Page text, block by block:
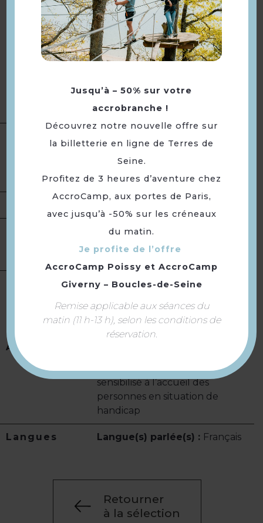
pour découvrir ce travail
photographique mêlant
Sciences naturelles et Humain.
Communauté Urbaine Grand
Paris Seine et Oise.
Catégorie(s) :
Vernissage / Inauguration
Portée :Locale
Samedi 11 octobre 2025 à partir
de 18h.
Accueil
en fauteuil roulant avec aide ·
Accessible en fauteuil roulant
en autonomie · Possibilité de
site · Personnel d’accueil
sensibilisé à l’accueil des
personnes en situation de
handicap
Langues Langue(s) parlée(s) : Français
Retourner
à la sélection
Jusqu’à – 50% sur votre
accrobranche !
Découvrez notre nouvelle offre sur
la billetterie en ligne de Terres de
Seine.
Profitez de 3 heures d’aventure chez
AccroCamp, aux portes de Paris,
avec jusqu’à -50% sur les créneaux
du matin.
Je profite de l’offre
AccroCamp Poissy et AccroCamp
Giverny – Boucles-de-Seine
Remise applicable aux séances du
matin (11 h-13 h), selon les conditions de
réservation.